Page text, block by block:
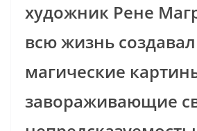
художник Рене
всю жизнь создавал
магические
завораживающие